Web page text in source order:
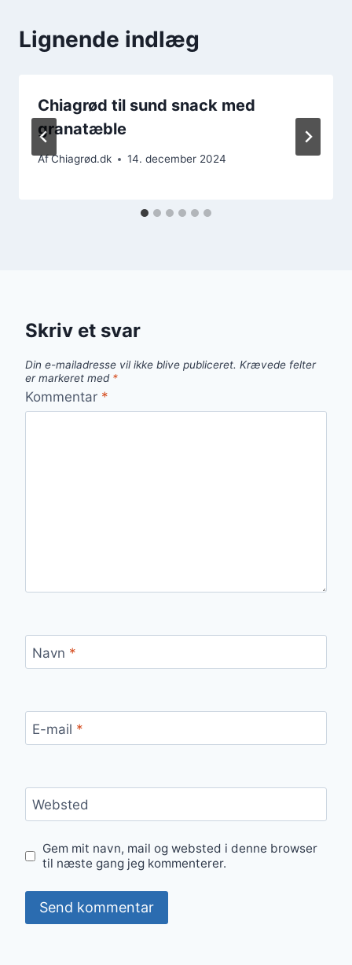
Lignende indlæg
Chiagrød til sund snack med
granatæble
AfChiagrød.dk 14. december 2024
Skriv et svar
Din e-mailadresse vil ikke blive publiceret. Krævede felter
er markeret med *
Kommentar *
Navn *
E-mail *
Websted
Gem mit navn, mail og websted i denne browser
til næste gang jeg kommenterer.